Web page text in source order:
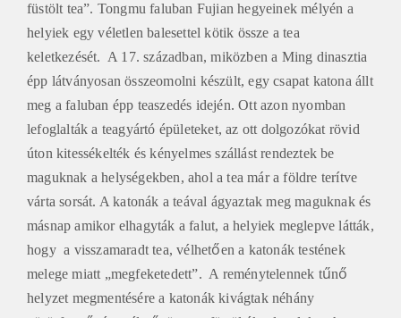
füstölt tea”. Tongmu faluban Fujian hegyeinek mélyén a
helyiek egy véletlen balesettel kötik össze a tea
keletkezését. A 17. században, miközben a Ming dinasztia
épp látványosan összeomolni készült, egy csapat katona állt
meg a faluban épp teaszedés idején. Ott azon nyomban
lefoglalták a teagyártó épületeket, az ott dolgozókat rövid
úton kitessékelték és kényelmes szállást rendeztek be
maguknak a helységekben, ahol a tea már a földre terítve
várta sorsát. A katonák a teával ágyaztak meg maguknak és
másnap amikor elhagyták a falut, a helyiek meglepve látták,
hogy a visszamaradt tea, vélhetően a katonák testének
melege miatt „megfeketedett”. A reménytelennek tűnő
helyzet megmentésére a katonák kivágtak néhány